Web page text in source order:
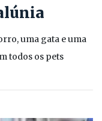
uma gata e uma
todos os pets